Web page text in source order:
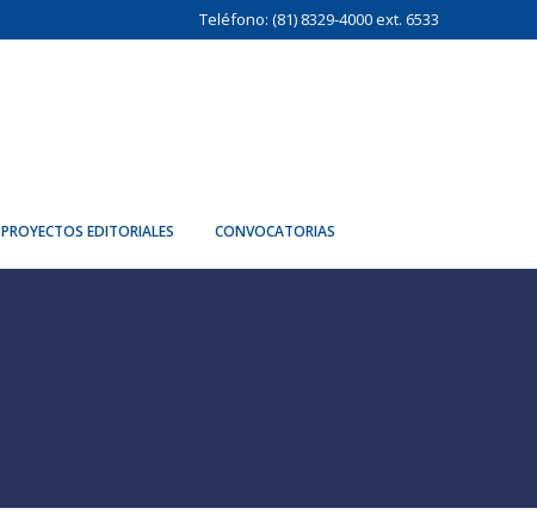
Teléfono: (81) 8329-4000 ext. 6533
PROYECTOS EDITORIALES CONVOCATORIAS